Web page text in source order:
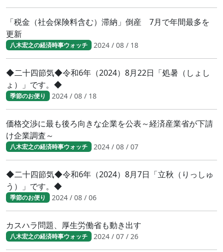
「税金（社会保険料含む）滞納」倒産 7月で年間最多を
更新
八木宏之の経済時事ウォッチ 2024 / 08 / 18
◆二十四節気◆令和6年（2024）8月22日「処暑（しょし
ょ）」です。◆
季節のお便り 2024 / 08 / 18
価格交渉に最も後ろ向きな企業を公表～経済産業省が下請
け企業調査～
八木宏之の経済時事ウォッチ 2024 / 08 / 07
◆二十四節気◆令和6年（2024）8月7日「立秋（りっしゅ
う）」です。◆
季節のお便り 2024 / 08 / 06
カスハラ問題、厚生労働省も動き出す
八木宏之の経済時事ウォッチ 2024 / 07 / 26